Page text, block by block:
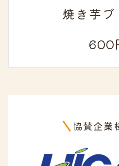
焼き芋ブ
600
協賛企業